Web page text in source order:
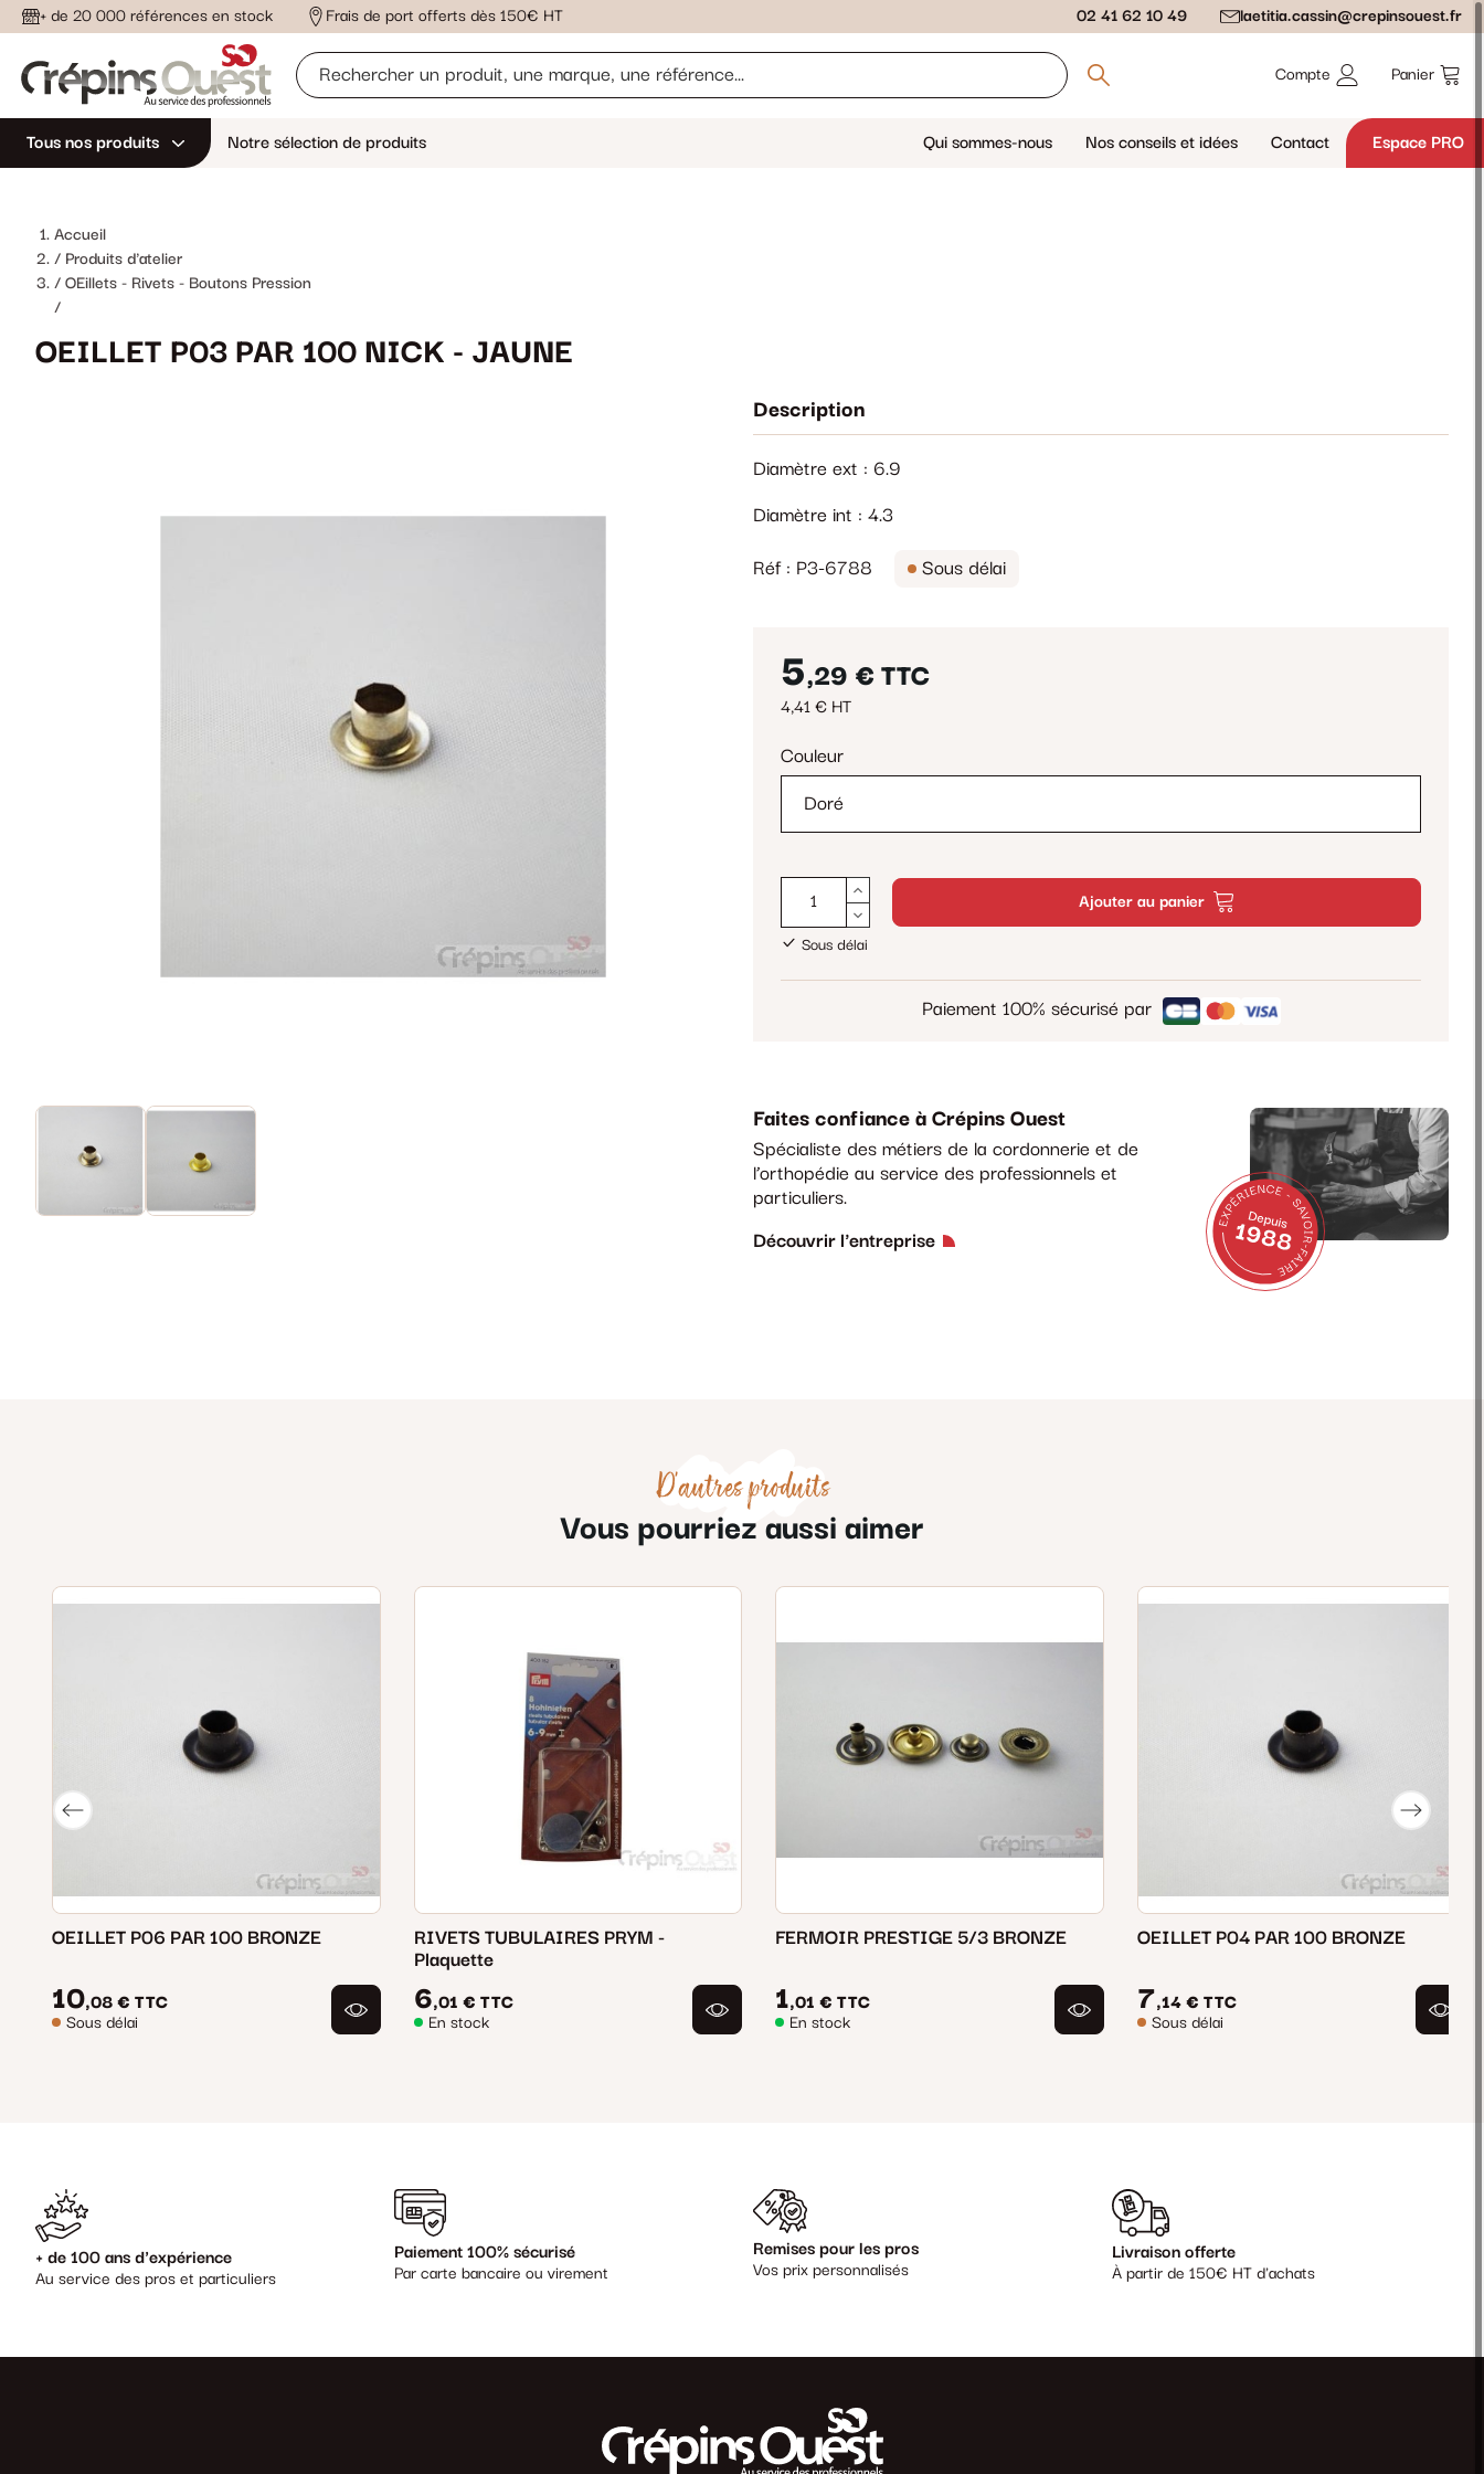
+ de 20 000 références en stock Frais de port offerts dès 150€ HT 02 41 62 10 49 laetitia.cassin@crepinsouest.fr
Compte Panier
Tous nos produits Notre sélection de produits Qui sommes-nous Nos conseils et idées Contact Espace PRO
Accueil
Produits d'atelier
OEillets - Rivets - Boutons Pression
/
OEILLET P03 PAR 100 NICK - JAUNE
Description
Diamètre ext : 6.9
Diamètre int : 4.3
Réf : P3-6788 Sous délai
5,29 € TTC
4,41 € HT
Couleur
Ajouter au panier
Sous délai
Paiement 100% sécurisé par
Faites confiance à Crépins Ouest
Spécialiste des métiers de la cordonnerie et de
l’orthopédie au service des professionnels et
particuliers.
Découvrir l'entreprise
D'autres produits
Vous pourriez aussi aimer
OEILLET P06 PAR 100 BRONZE
10,08 € TTC
Sous délai
RIVETS TUBULAIRES PRYM -
Plaquette
6,01 € TTC
En stock
FERMOIR PRESTIGE 5/3 BRONZE
1,01 € TTC
En stock
OEILLET P04 PAR 100 BRONZE
7,14 € TTC
Sous délai
+ de 100 ans d'expérience
Au service des pros et particuliers
Paiement 100% sécurisé
Par carte bancaire ou virement
Remises pour les pros
Vos prix personnalisés
Livraison offerte
À partir de 150€ HT d'achats